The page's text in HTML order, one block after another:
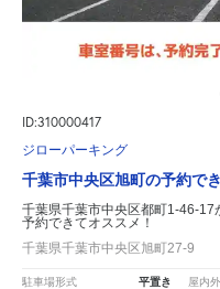
ID:310000417
ジローパーキング
千葉市中央区旭町の予約で
千葉県千葉市中央区都町1-46-17
予約できてオススメ！
千葉県千葉市中央区旭町27-9
駐車場形式 平置き 屋内